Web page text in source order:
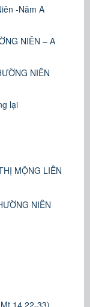
-Năm A
NIÊN – A
NIÊN
lại
MỘNG LIÊN
NIÊN